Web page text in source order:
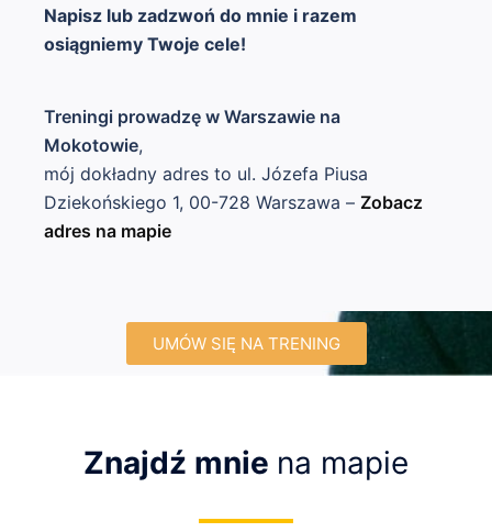
Napisz lub zadzwoń do mnie i razem
osiągniemy Twoje cele!
Treningi prowadzę w Warszawie na
Mokotowie,
mój dokładny adres to ul. Józefa Piusa
Dziekońskiego 1, 00-728 Warszawa – Zobacz
adres na mapie
UMÓW SIĘ NA TRENING
Znajdź mnie na mapie